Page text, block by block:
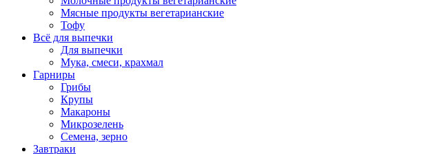
Мясные продукты вегетарианские
Тофу
Всё для выпечки
Для выпечки
Мука, смеси, крахмал
Гарниры
Грибы
Крупы
Макароны
Микрозелень
Семена, зерно
Завтраки